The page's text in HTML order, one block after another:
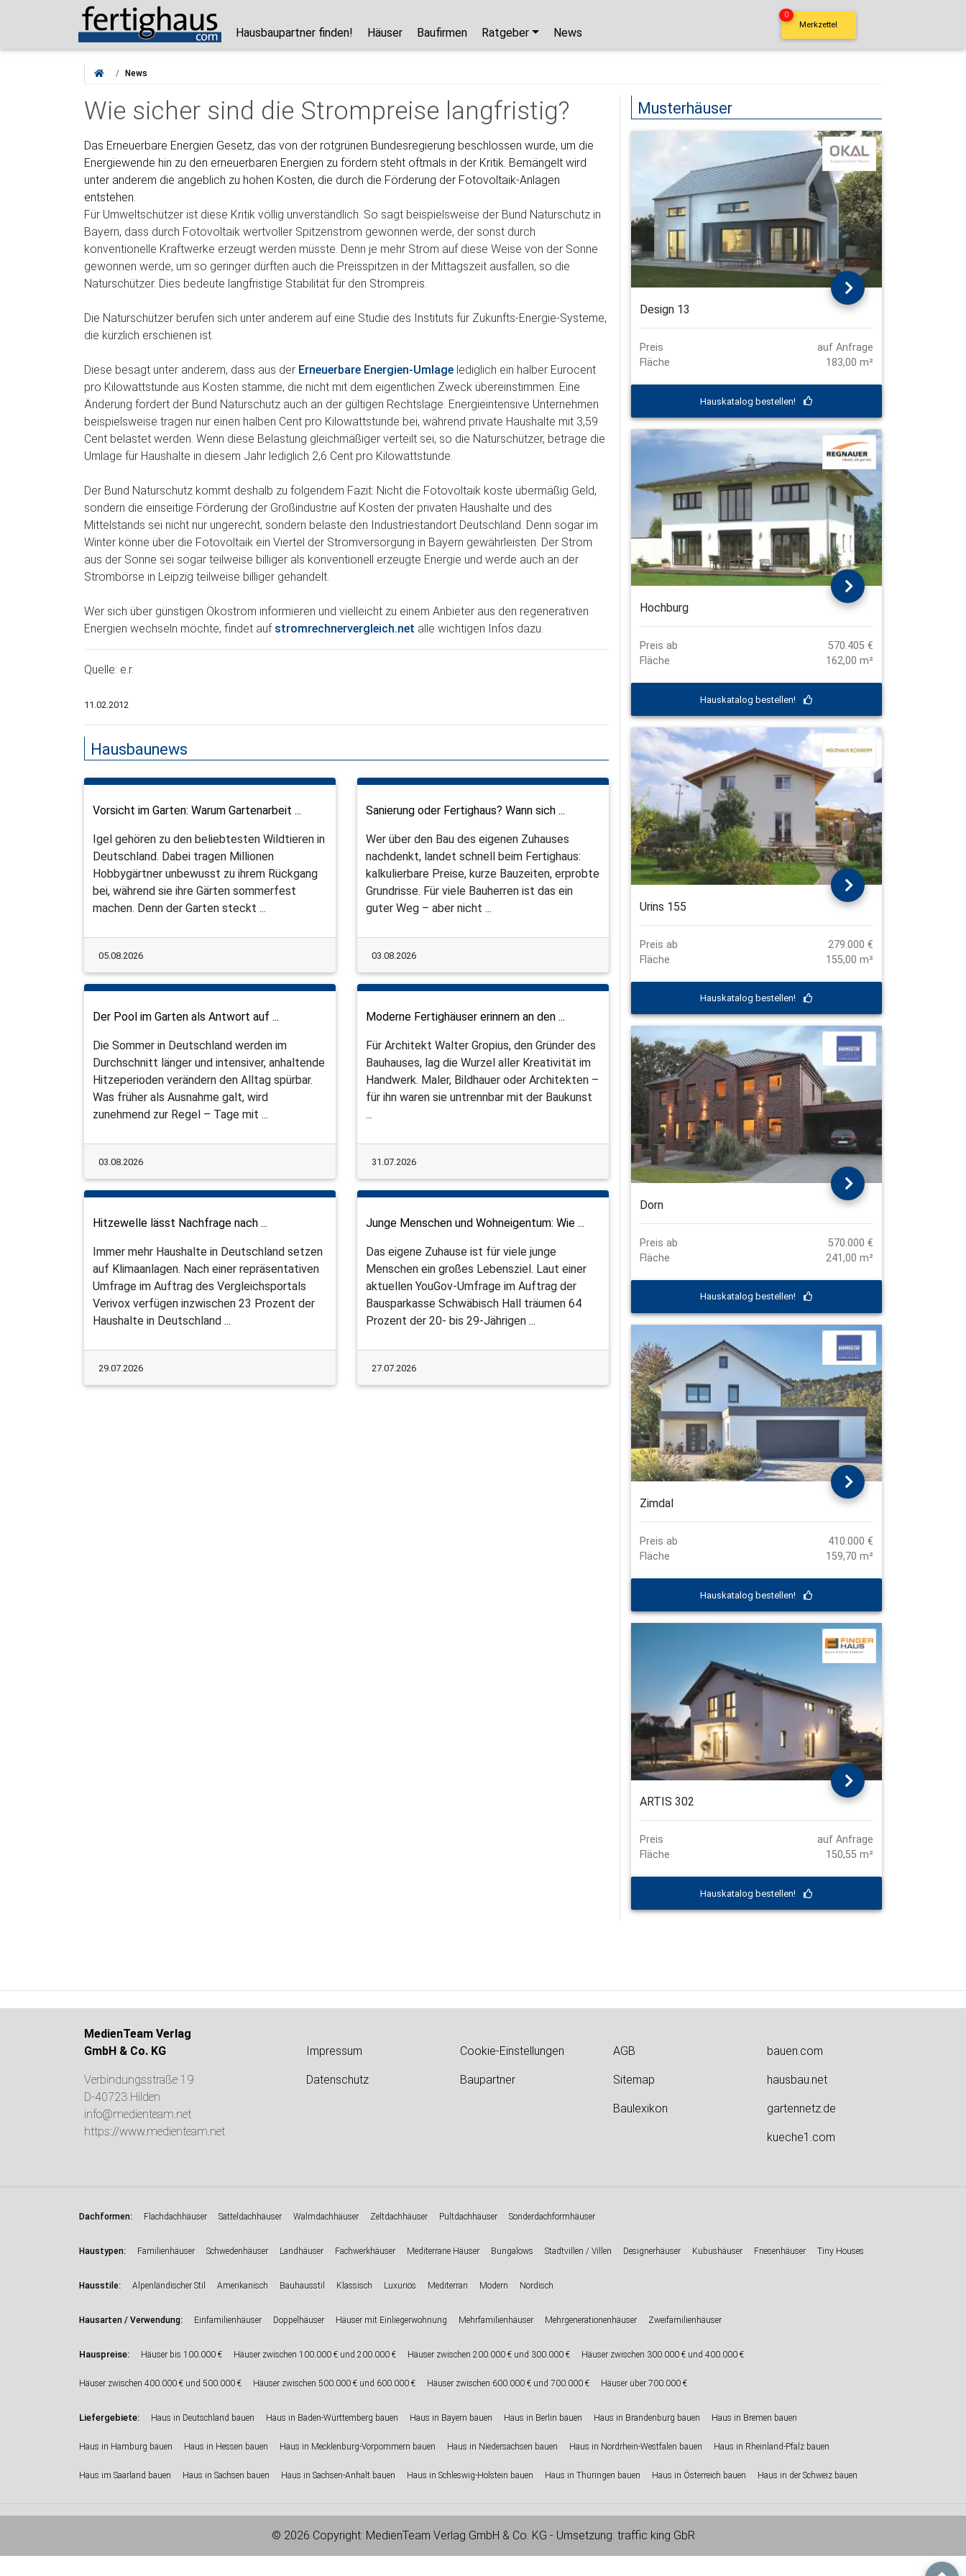
den passenden Haushersteller für Ihr
unverbindlicher Kontakt
kostenlose Kataloge
zuverlässige Hersteller
Jetzt den Assistenten starten!
Hausbaupartner finden! Häuser Baufirmen Ratgeber News
News
Wie sicher sind die Strompreise langfristig?
Das Erneuerbare Energien Gesetz, das von der rotgrünen Bundesregierung beschlossen wurde, um die
Energiewende hin zu den erneuerbaren Energien zu fördern steht oftmals in der Kritik. Bemängelt wird
unter anderem die angeblich zu hohen Kosten, die durch die Förderung der Fotovoltaik-Anlagen
entstehen.
Für Umweltschützer ist diese Kritik völlig unverständlich. So sagt beispielsweise der Bund Naturschutz in
Bayern, dass durch Fotovoltaik wertvoller Spitzenstrom gewonnen werde, der sonst durch
konventionelle Kraftwerke erzeugt werden müsste. Denn je mehr Strom auf diese Weise von der Sonne
gewonnen werde, um so geringer dürften auch die Preisspitzen in der Mittagszeit ausfallen, so die
Naturschützer. Dies bedeute langfristige Stabilität für den Strompreis.
Die Naturschützer berufen sich unter anderem auf eine Studie des Instituts für Zukunfts-Energie-Systeme,
die kürzlich erschienen ist.
Diese besagt unter anderem, dass aus der Erneuerbare Energien-Umlage lediglich ein halber Eurocent
pro Kilowattstunde aus Kosten stamme, die nicht mit dem eigentlichen Zweck übereinstimmen. Eine
Änderung fordert der Bund Naturschutz auch an der gültigen Rechtslage. Energieintensive Unternehmen
beispielsweise tragen nur einen halben Cent pro Kilowattstunde bei, während private Haushalte mit 3,59
Cent belastet werden. Wenn diese Belastung gleichmäßiger verteilt sei, so die Naturschützer, betrage die
Umlage für Haushalte in diesem Jahr lediglich 2,6 Cent pro Kilowattstunde.
Der Bund Naturschutz kommt deshalb zu folgendem Fazit: Nicht die Fotovoltaik koste übermäßig Geld,
sondern die einseitige Förderung der Großindustrie auf Kosten der privaten Haushalte und des
Mittelstands sei nicht nur ungerecht, sondern belaste den Industriestandort Deutschland. Denn sogar im
Winter könne über die Fotovoltaik ein Viertel der Stromversorgung in Bayern gewährleisten. Der Strom
aus der Sonne sei sogar teilweise billiger als konventionell erzeugte Energie und werde auch an der
Strombörse in Leipzig teilweise billiger gehandelt.
Wer sich über günstigen Ökostrom informieren und vielleicht zu einem Anbieter aus den regenerativen
Energien wechseln möchte, findet auf stromrechnervergleich.net alle wichtigen Infos dazu.
Quelle: e.r.
11.02.2012
Hausbaunews
Vorsicht im Garten: Warum Gartenarbeit ...
Igel gehören zu den beliebtesten Wildtieren in
Deutschland. Dabei tragen Millionen
Hobbygärtner unbewusst zu ihrem Rückgang
bei, während sie ihre Gärten sommerfest
machen. Denn der Garten steckt ...
05.08.2026
Sanierung oder Fertighaus? Wann sich ...
Wer über den Bau des eigenen Zuhauses
nachdenkt, landet schnell beim Fertighaus:
kalkulierbare Preise, kurze Bauzeiten, erprobte
Grundrisse. Für viele Bauherren ist das ein
guter Weg – aber nicht ...
03.08.2026
Der Pool im Garten als Antwort auf ...
Die Sommer in Deutschland werden im
Durchschnitt länger und intensiver, anhaltende
Hitzeperioden verändern den Alltag spürbar.
Was früher als Ausnahme galt, wird
zunehmend zur Regel – Tage mit ...
03.08.2026
Moderne Fertighäuser erinnern an den ...
Für Architekt Walter Gropius, den Gründer des
Bauhauses, lag die Wurzel aller Kreativität im
Handwerk. Maler, Bildhauer oder Architekten –
für ihn waren sie untrennbar mit der Baukunst
...
31.07.2026
Hitzewelle lässt Nachfrage nach ...
Immer mehr Haushalte in Deutschland setzen
auf Klimaanlagen. Nach einer repräsentativen
Umfrage im Auftrag des Vergleichsportals
Verivox verfügen inzwischen 23 Prozent der
Haushalte in Deutschland ...
29.07.2026
Junge Menschen und Wohneigentum: Wie ...
Das eigene Zuhause ist für viele junge
Menschen ein großes Lebensziel. Laut einer
aktuellen YouGov-Umfrage im Auftrag der
Bausparkasse Schwäbisch Hall träumen 64
Prozent der 20- bis 29-Jährigen ...
27.07.2026
Musterhäuser
Design 13
Preis
auf Anfrage
Fläche
183,00 m²
Hauskatalog bestellen!
Hochburg
Preis ab
570.405 €
Fläche
162,00 m²
Hauskatalog bestellen!
Urins 155
Preis ab
279.000 €
Fläche
155,00 m²
Hauskatalog bestellen!
Dorn
Preis ab
570.000 €
Fläche
241,00 m²
Hauskatalog bestellen!
Zimdal
Preis ab
410.000 €
Fläche
159,70 m²
Hauskatalog bestellen!
ARTIS 302
Preis
auf Anfrage
Fläche
150,55 m²
Hauskatalog bestellen!
MedienTeam Verlag
GmbH & Co. KG
Verbindungsstraße 19
D-40723 Hilden
info@medienteam.net
https://www.medienteam.net
Impressum
Datenschutz
Cookie-Einstellungen
Baupartner
AGB
Sitemap
Baulexikon
bauen.com
hausbau.net
gartennetz.de
kueche1.com
Dachformen: Flachdachhäuser Satteldachhäuser Walmdachhäuser Zeltdachhäuser Pultdachhäuser Sonderdachformhäuser
Haustypen: Familienhäuser Schwedenhäuser Landhäuser Fachwerkhäuser Mediterrane Häuser Bungalows Stadtvillen / Villen Designerhäuser Kubushäuser Friesenhäuser Tiny Houses
Hausstile: Alpenländischer Stil Amerikanisch Bauhausstil Klassisch Luxuriös Mediterran Modern Nordisch
Hausarten / Verwendung: Einfamilienhäuser Doppelhäuser Häuser mit Einliegerwohnung Mehrfamilienhäuser Mehrgenerationenhäuser Zweifamilienhäuser
Hauspreise: Häuser bis 100.000 € Häuser zwischen 100.000 € und 200.000 € Häuser zwischen 200.000 € und 300.000 € Häuser zwischen 300.000 € und 400.000 €
Häuser zwischen 400.000 € und 500.000 € Häuser zwischen 500.000 € und 600.000 € Häuser zwischen 600.000 € und 700.000 € Häuser über 700.000 €
Liefergebiete: Haus in Deutschland bauen Haus in Baden-Württemberg bauen Haus in Bayern bauen Haus in Berlin bauen Haus in Brandenburg bauen Haus in Bremen bauen
Haus in Hamburg bauen Haus in Hessen bauen Haus in Mecklenburg-Vorpommern bauen Haus in Niedersachsen bauen Haus in Nordrhein-Westfalen bauen Haus in Rheinland-Pfalz bauen
Haus im Saarland bauen Haus in Sachsen bauen Haus in Sachsen-Anhalt bauen Haus in Schleswig-Holstein bauen Haus in Thüringen bauen Haus in Österreich bauen Haus in der Schweiz bauen
© 2026 Copyright: MedienTeam Verlag GmbH & Co. KG - Umsetzung: traffic king GbR
Merkzettel
0